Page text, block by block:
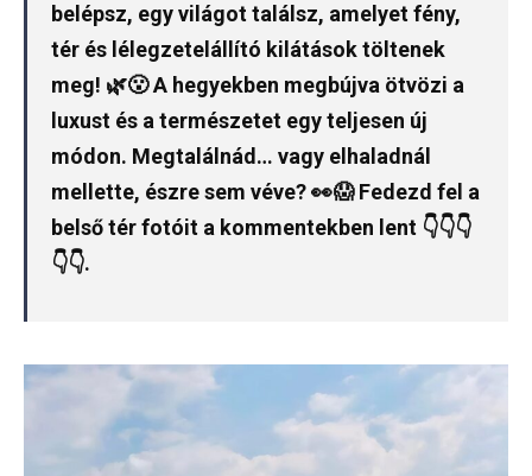
belépsz, egy világot találsz, amelyet fény,
tér és lélegzetelállító kilátások töltenek
meg! 🌿😮 A hegyekben megbújva ötvözi a
luxust és a természetet egy teljesen új
módon. Megtalálnád… vagy elhaladnál
mellette, észre sem véve? 👀😱 Fedezd fel a
belső tér fotóit a kommentekben lent 👇👇👇
👇👇.